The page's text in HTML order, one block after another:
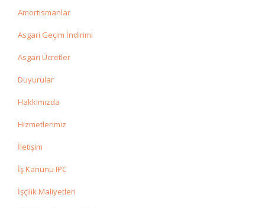
Amortismanlar
Asgari Geçim İndirimi
Asgari Ücretler
Duyurular
Hakkımızda
Hizmetlerimiz
İletişim
İş Kanunu IPC
İşçilik Maliyetleri